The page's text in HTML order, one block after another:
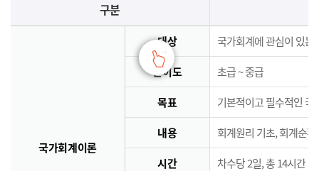
구분
국가회계이론
대상 국가회계에 관심이 있는
난이도 초급 ~ 중급
목표 기본적이고 필수적인 국
내용 회계원리 기초, 회계순
시간 차수당 2일, 총 14시간